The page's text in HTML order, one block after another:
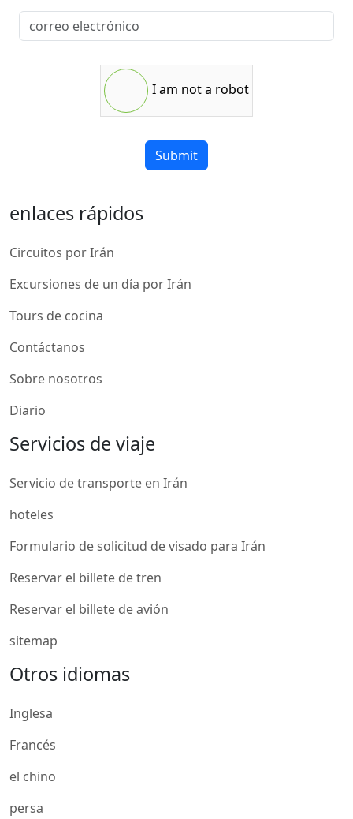
I am not a robot
Submit
enlaces rápidos
Circuitos por Irán
Excursiones de un día por Irán
Tours de cocina
Contáctanos
Sobre nosotros
Diario
Servicios de viaje
Servicio de transporte en Irán
hoteles
Formulario de solicitud de visado para Irán
Reservar el billete de tren
Reservar el billete de avión
sitemap
Otros idiomas
Inglesa
Francés
el chino
persa